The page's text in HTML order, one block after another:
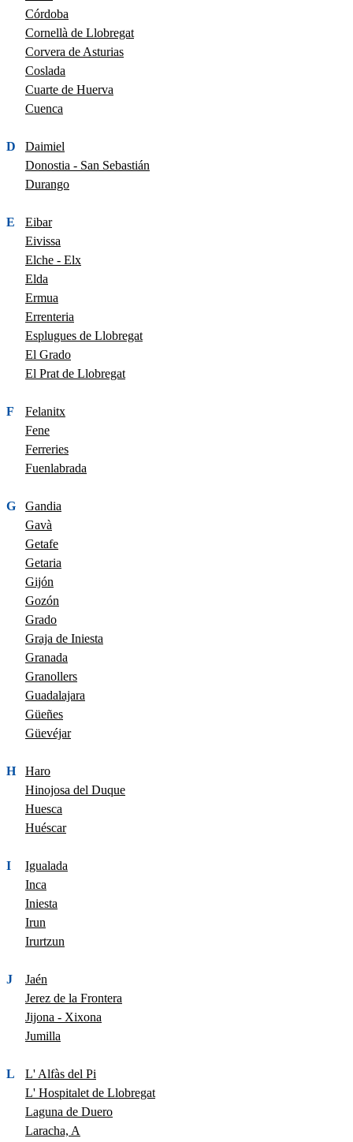
Córdoba
Cornellà de Llobregat
Corvera de Asturias
Coslada
Cuarte de Huerva
Cuenca
D
Daimiel
Donostia - San Sebastián
Durango
E
Eibar
Eivissa
Elche - Elx
Elda
Ermua
Errenteria
Esplugues de Llobregat
El Grado
El Prat de Llobregat
F
Felanitx
Fene
Ferreries
Fuenlabrada
G
Gandia
Gavà
Getafe
Getaria
Gijón
Gozón
Grado
Graja de Iniesta
Granada
Granollers
Guadalajara
Güeñes
Güevéjar
H
Haro
Hinojosa del Duque
Huesca
Huéscar
I
Igualada
Inca
Iniesta
Irun
Irurtzun
J
Jaén
Jerez de la Frontera
Jijona - Xixona
Jumilla
L
L' Alfàs del Pi
L' Hospitalet de Llobregat
Laguna de Duero
Laracha, A